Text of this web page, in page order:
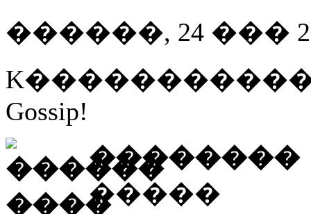
������, 24 ���
Gossip!
�����